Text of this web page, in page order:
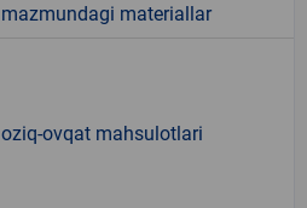
mazmundagi materiallar
oziq-ovqat mahsulotlari